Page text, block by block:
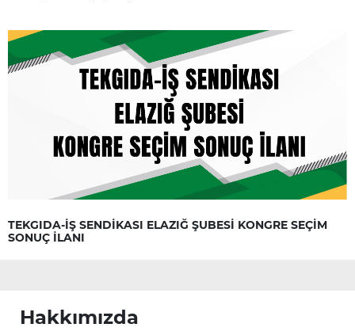
TEKGIDA-İŞ SENDİKASI ELAZIĞ ŞUBESİ KONGRE SEÇİM
SONUÇ İLANI
Hakkımızda